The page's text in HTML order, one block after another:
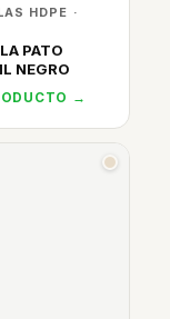
HDPE ·
PATO
NEGRO
→